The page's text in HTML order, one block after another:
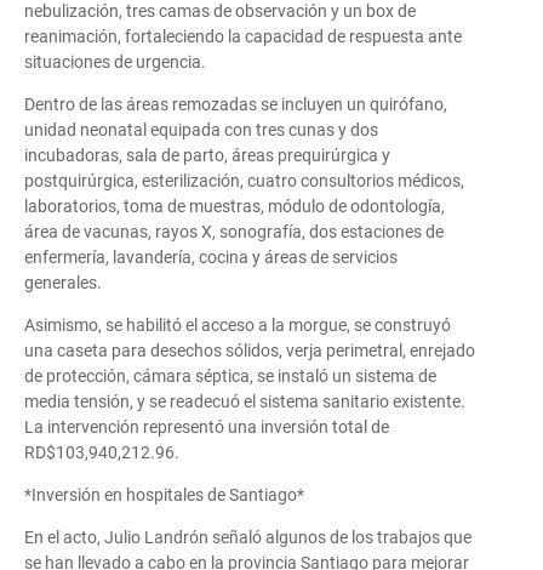
nebulización, tres camas de observación y un box de
reanimación, fortaleciendo la capacidad de respuesta ante
situaciones de urgencia.
Dentro de las áreas remozadas se incluyen un quirófano,
unidad neonatal equipada con tres cunas y dos
incubadoras, sala de parto, áreas prequirúrgica y
postquirúrgica, esterilización, cuatro consultorios médicos,
laboratorios, toma de muestras, módulo de odontología,
área de vacunas, rayos X, sonografía, dos estaciones de
enfermería, lavandería, cocina y áreas de servicios
generales.
Asimismo, se habilitó el acceso a la morgue, se construyó
una caseta para desechos sólidos, verja perimetral, enrejado
de protección, cámara séptica, se instaló un sistema de
media tensión, y se readecuó el sistema sanitario existente.
La intervención representó una inversión total de
RD$103,940,212.96.
*Inversión en hospitales de Santiago*
En el acto, Julio Landrón señaló algunos de los trabajos que
se han llevado a cabo en la provincia Santiago para mejorar